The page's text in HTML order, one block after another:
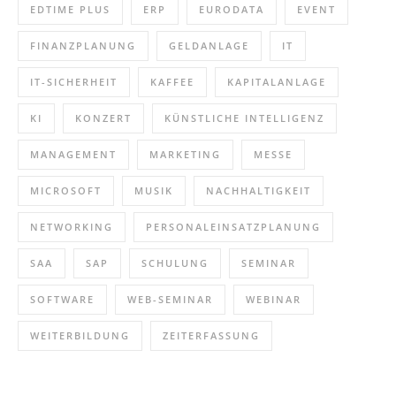
EDTIME PLUS ERP EURODATA EVENT
FINANZPLANUNG GELDANLAGE IT
IT-SICHERHEIT KAFFEE KAPITALANLAGE
KI KONZERT KÜNSTLICHE INTELLIGENZ
MANAGEMENT MARKETING MESSE
MICROSOFT MUSIK NACHHALTIGKEIT
NETWORKING PERSONALEINSATZPLANUNG
SAA SAP SCHULUNG SEMINAR
SOFTWARE WEB-SEMINAR WEBINAR
WEITERBILDUNG ZEITERFASSUNG